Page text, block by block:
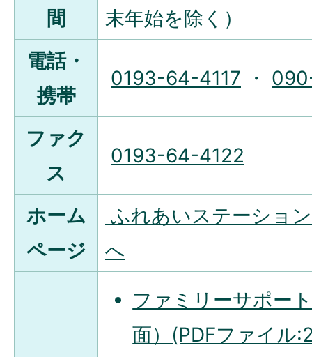
間
末年始を除く）
電話・
携帯
0193-64-4117 ・
ファク
ス
0193-64-4122
ホーム
ページ
ふれあいステーショ
へ
ファミリーサポー
面）(PDFファイル